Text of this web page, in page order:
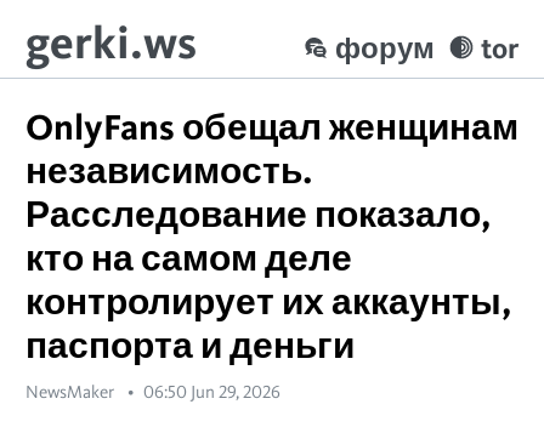
gerki.ws tor
форум
OnlyFans обещал женщинам
независимость.
Расследование показало,
кто на самом деле
контролирует их аккаунты,
паспорта и деньги
NewsMaker 06:50 Jun 29, 2026